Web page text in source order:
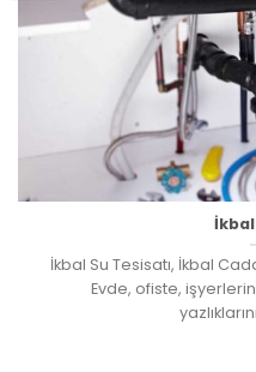
İkbal Su Tesisatı, İkbal
Evde, ofiste,